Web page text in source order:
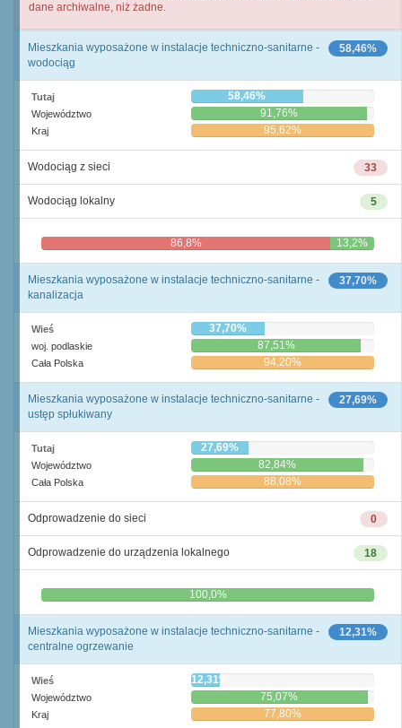
dane archiwalne, niż żadne.
58,46%
Mieszkania wyposażone w instalacje techniczno-sanitarne -
wodociąg
Tutaj 58,46%
Województwo 91,76%
Kraj 95,62%
33
Wodociąg z sieci
5
Wodociąg lokalny
86,8% 13,2%
37,70%
Mieszkania wyposażone w instalacje techniczno-sanitarne -
kanalizacja
Wieś 37,70%
woj. podlaskie 87,51%
Cała Polska 94,20%
27,69%
Mieszkania wyposażone w instalacje techniczno-sanitarne -
ustęp spłukiwany
Tutaj 27,69%
Województwo 82,84%
Cała Polska 88,08%
0
Odprowadzenie do sieci
18
Odprowadzenie do urządzenia lokalnego
0,0% 100,0%
12,31%
Mieszkania wyposażone w instalacje techniczno-sanitarne -
centralne ogrzewanie
Wieś 12,31%
Województwo 75,07%
Kraj 77,80%